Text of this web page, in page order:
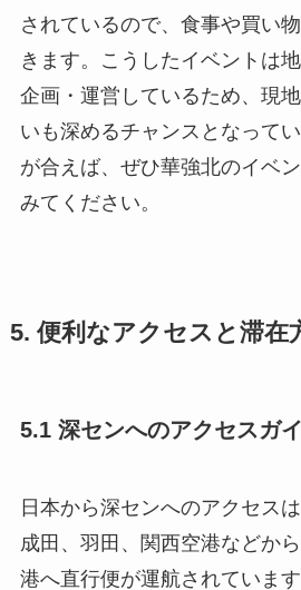
されているので、食事や買い
きます。こうしたイベントは
企画・運営しているため、現
いも深めるチャンスとなって
が合えば、ぜひ華強北のイベ
みてください。
5. 便利なアクセスと滞在
5.1 深センへのアクセスガ
日本から深センへのアクセス
成田、羽田、関西空港などか
港へ直行便が運航されていま